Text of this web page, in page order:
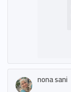
nona sani